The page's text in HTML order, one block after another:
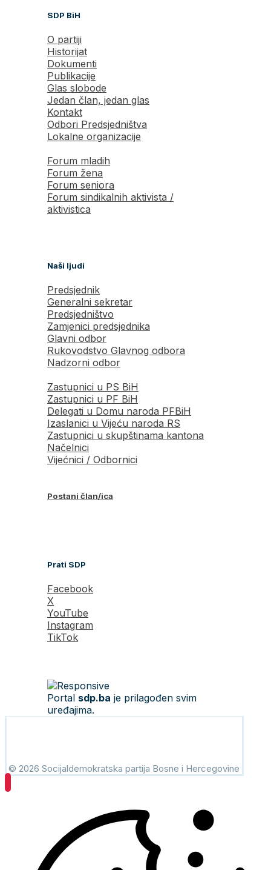
SDP BiH
O partiji
Historijat
Dokumenti
Publikacije
Glas slobode
Jedan član, jedan glas
Kontakt
Odbori Predsjedništva
Lokalne organizacije
Forum mladih
Forum žena
Forum seniora
Forum sindikalnih aktivista /
aktivistica
Naši ljudi
Predsjednik
Generalni sekretar
Predsjedništvo
Zamjenici predsjednika
Glavni odbor
Rukovodstvo Glavnog odbora
Nadzorni odbor
Zastupnici u PS BiH
Zastupnici u PF BiH
Delegati u Domu naroda PFBiH
Izaslanici u Vijeću naroda RS
Zastupnici u skupštinama kantona
Načelnici
Vijećnici / Odbornici
Postani član/ica
Prati SDP
Facebook
X
YouTube
Instagram
TikTok
Portal sdp.ba je prilagođen svim
uređajima.
© 2026 Socijaldemokratska partija Bosne i Hercegovine